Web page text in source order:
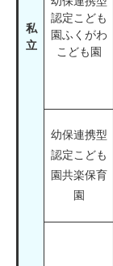
私
立
認定こども
園ふくがわ
こども園
幼保連携型
認定こども
園共楽保育
園